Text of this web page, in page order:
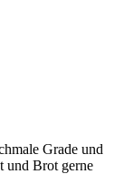
Grade und
und Brot gerne